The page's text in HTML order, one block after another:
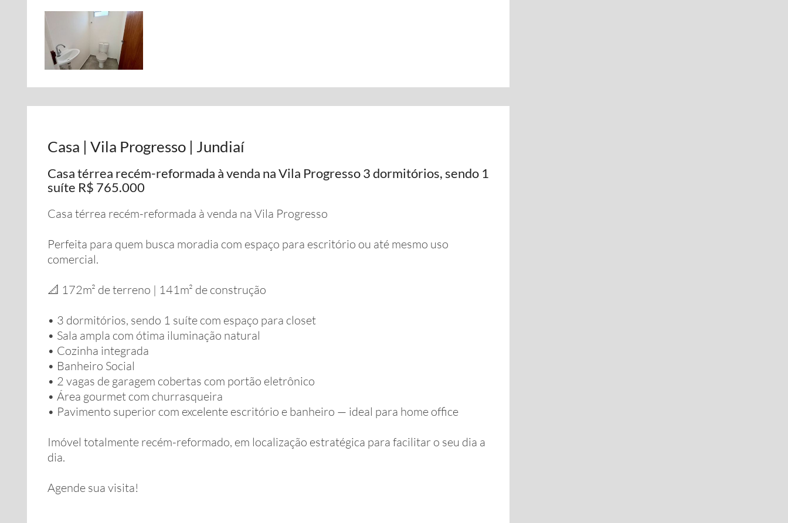
Casa | Vila Progresso | Jundiaí
Casa térrea recém-reformada à venda na Vila Progresso 3 dormitórios, sendo 1
suíte R$ 765.000
Casa térrea recém-reformada à venda na Vila Progresso
Perfeita para quem busca moradia com espaço para escritório ou até mesmo uso
comercial.
📐 172m² de terreno | 141m² de construção
• 3 dormitórios, sendo 1 suíte com espaço para closet
• Sala ampla com ótima iluminação natural
• Cozinha integrada
• Banheiro Social
• 2 vagas de garagem cobertas com portão eletrônico
• Área gourmet com churrasqueira
• Pavimento superior com excelente escritório e banheiro — ideal para home office
Imóvel totalmente recém-reformado, em localização estratégica para facilitar o seu dia a
dia.
Agende sua visita!